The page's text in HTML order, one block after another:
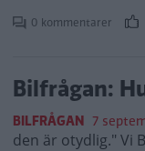
0 kommentarer
Bilfrågan:
BILFRÅGAN 7
den är otydlig." Vi